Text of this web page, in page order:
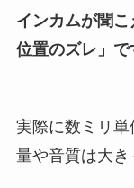
インカムが聞
位置のズレ」で
実際に数ミリ
量や音質は大き